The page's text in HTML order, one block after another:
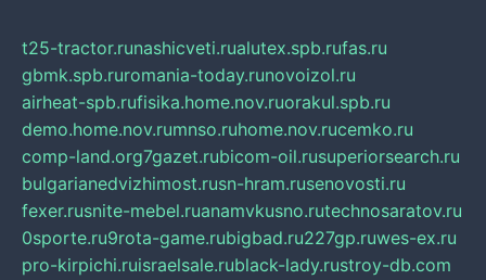
t25-tractor.runashicveti.rualutex.spb.rufas.ru
gbmk.spb.ruromania-today.runovoizol.ru
airheat-spb.rufisika.home.nov.ruorakul.spb.ru
demo.home.nov.rumnso.ruhome.nov.rucemko.ru
comp-land.org7gazet.rubicom-oil.rusuperiorsearch.ru
bulgarianedvizhimost.rusn-hram.rusenovosti.ru
fexer.rusnite-mebel.ruanamvkusno.rutechnosaratov.ru
0sporte.ru9rota-game.rubigbad.ru227gp.ruwes-ex.ru
pro-kirpichi.ruisraelsale.rublack-lady.rustroy-db.com